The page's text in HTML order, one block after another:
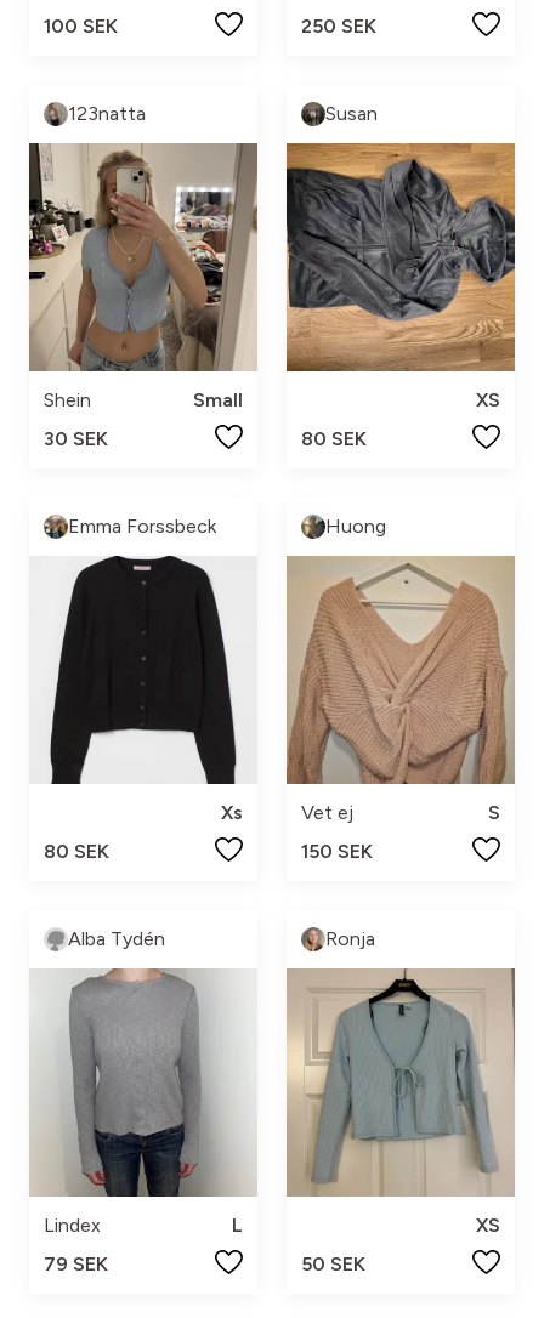
100 SEK
250 SEK
123natta
Shein
Small
30 SEK
Susan
XS
80 SEK
Emma Forssbeck
Xs
80 SEK
Huong
Vet ej
S
150 SEK
Alba Tydén
Lindex
L
79 SEK
Ronja
XS
50 SEK